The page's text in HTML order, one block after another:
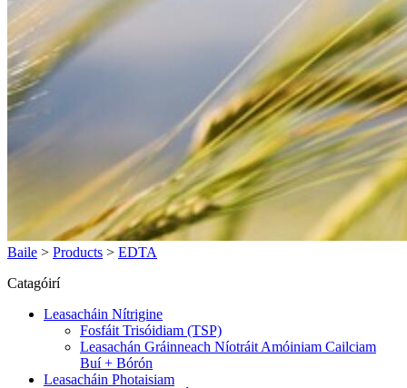
Baile > Products > EDTA
Catagóirí
Leasacháin Nítrigine
Fosfáit Trisóidiam (TSP)
Leasachán Gráinneach Níotráit Amóiniam Cailciam
Buí + Bórón
Leasacháin Photaisiam